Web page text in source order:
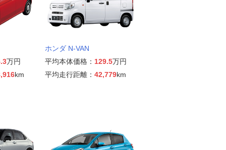
万円
km
ホンダ N-VAN
平均本体価格： 129.5万円
平均走行距離： 42,779km